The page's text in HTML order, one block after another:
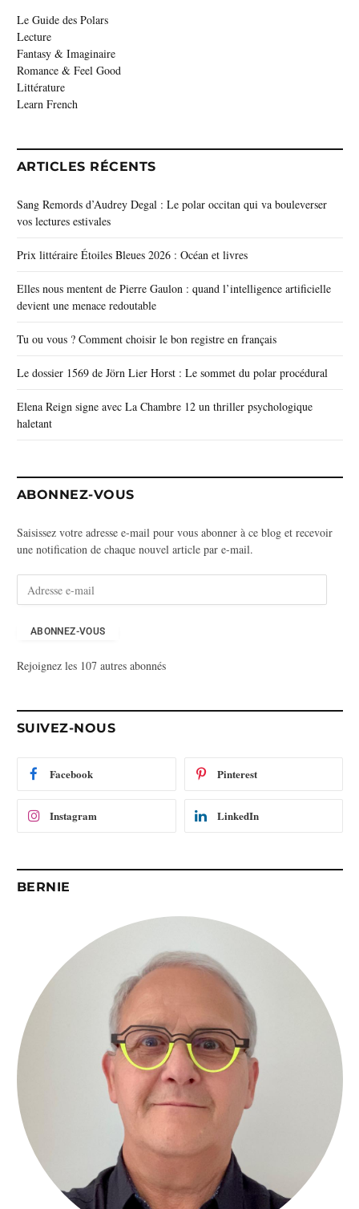
Le Guide des Polars
Lecture
Fantasy & Imaginaire
Romance & Feel Good
Littérature
Learn French
ARTICLES RÉCENTS
Sang Remords d’Audrey Degal : Le polar occitan qui va bouleverser
vos lectures estivales
Prix littéraire Étoiles Bleues 2026 : Océan et livres
Elles nous mentent de Pierre Gaulon : quand l’intelligence artificielle
devient une menace redoutable
Tu ou vous ? Comment choisir le bon registre en français
Le dossier 1569 de Jörn Lier Horst : Le sommet du polar procédural
Elena Reign signe avec La Chambre 12 un thriller psychologique
haletant
ABONNEZ-VOUS
Saisissez votre adresse e-mail pour vous abonner à ce blog et recevoir
une notification de chaque nouvel article par e-mail.
s
m
ABONNEZ-VOUS
Rejoignez les 107 autres abonnés
SUIVEZ-NOUS
Facebook Pinterest
Instagram LinkedIn
BERNIE